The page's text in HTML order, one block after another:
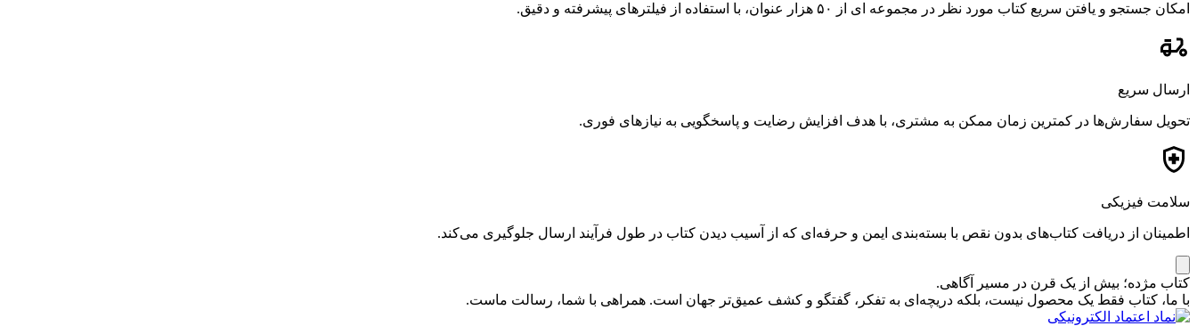
امکان جستجو و یافتن سریع کتاب مورد نظر در مجموعه ای از ۵۰ هزار عنوان، با استفاده از فیلترهای پیشرفته و دقیق.
ارسال سریع
تحویل سفارش‌ها در کمترین زمان ممکن به مشتری، با هدف افزایش رضایت و پاسخگویی به نیازهای فوری.
سلامت فیزیکی
اطمینان از دریافت کتاب‌های بدون نقص با بسته‌بندی ایمن و حرفه‌ای که از آسیب دیدن کتاب در طول فرآیند ارسال جلوگیری می‌کند.
کتاب مژده؛ بیش از یک قرن در مسیر آگاهی.
با ما، کتاب فقط یک محصول نیست، بلکه دریچه‌ای به تفکر، گفتگو و کشف عمیق‌تر جهان است. همراهی با شما، رسالت ماست.